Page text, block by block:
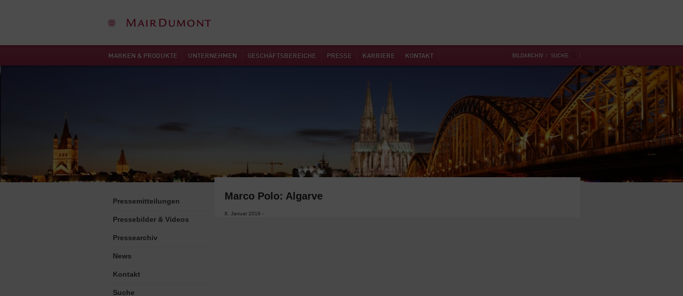
MARKEN & PRODUKTE UNTERNEHMEN GESCHÄFTSBEREICHE PRESSE KARRIERE KONTAKT BILDARCHIV SUCHE
Pressemitteilungen
Pressebilder & Videos
Pressearchiv
News
Kontakt
Suche
Marco Polo: Algarve
8. Januar 2016 -